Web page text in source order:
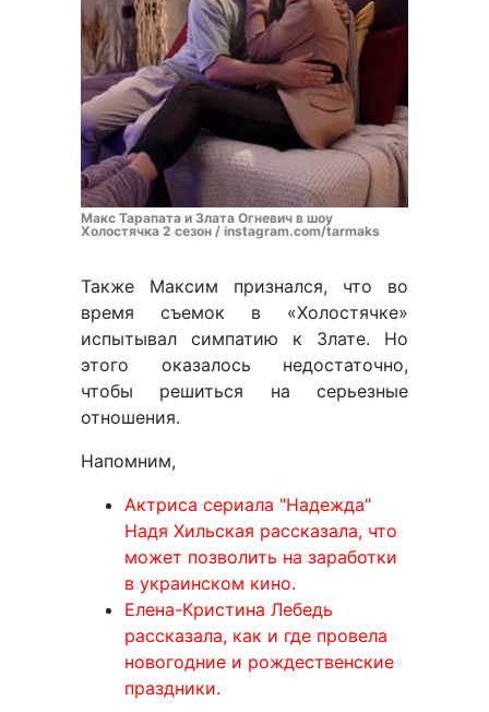
Макс Тарапата и Злата Огневич в шоу
Холостячка 2 сезон / instagram.com/tarmaks
Также Максим признался, что во
время съемок в «Холостячке»
испытывал симпатию к Злате. Но
этого оказалось недостаточно,
чтобы решиться на серьезные
отношения.
Напомним,
Актриса сериала "Надежда"
Надя Хильская рассказала, что
может позволить на заработки
в украинском кино.
Елена-Кристина Лебедь
рассказала, как и где провела
новогодние и рождественские
праздники.